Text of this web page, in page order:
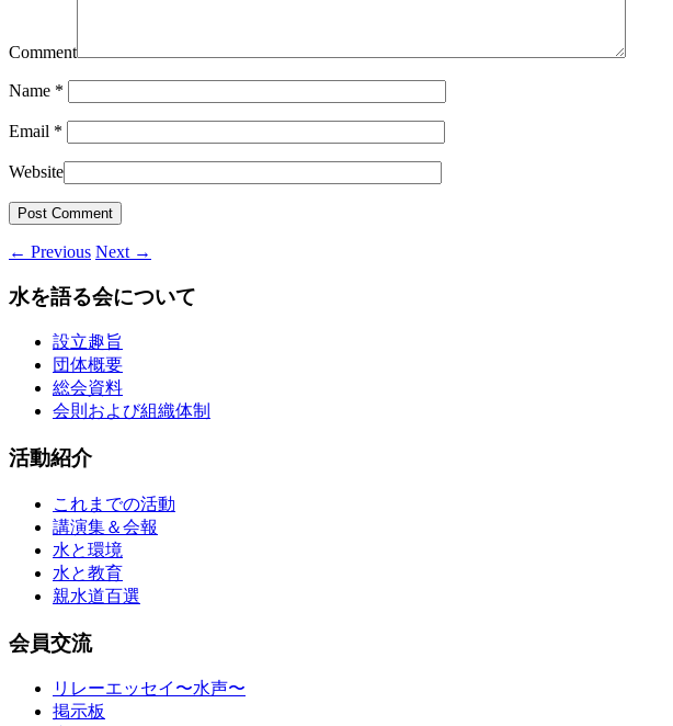
Comment
Name *
Email *
Website
← Previous Next →
水を語る会について
設立趣旨
団体概要
総会資料
会則および組織体制
活動紹介
これまでの活動
講演集＆会報
水と環境
水と教育
親水道百選
会員交流
リレーエッセイ〜水声〜
掲示板